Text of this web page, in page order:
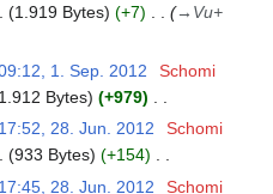
1.919 Bytes +7 → Vu+
1. Sep. 2012
Schomi
1.912 Bytes
+979
17:52, 28. Jun. 2012
Schomi
933 Bytes
+154
17:45, 28. Jun. 2012
Schomi